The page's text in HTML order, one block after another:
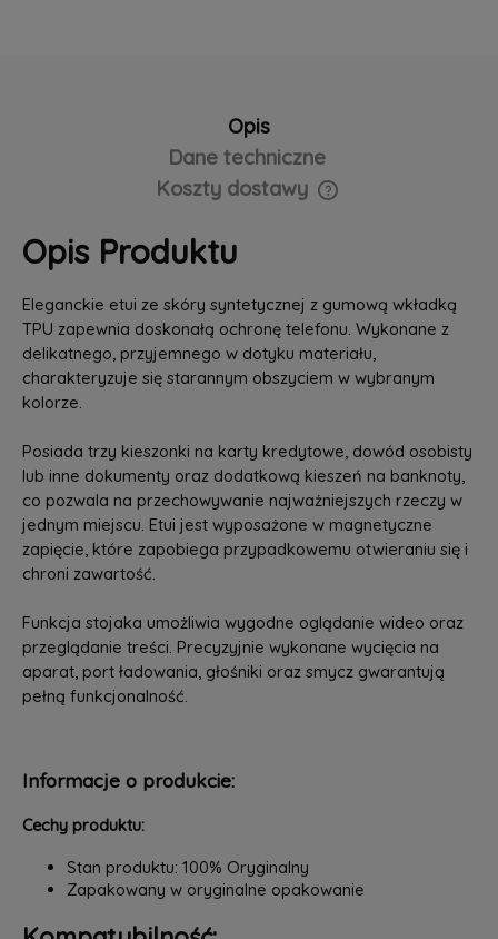
Opis
Dane techniczne
Koszty dostawy
Cena nie zawiera ewentualnych kosztów płatności
Opis Produktu
Eleganckie etui ze skóry syntetycznej z gumową wkładką
TPU zapewnia doskonałą ochronę telefonu. Wykonane z
delikatnego, przyjemnego w dotyku materiału,
charakteryzuje się starannym obszyciem w wybranym
kolorze.
Posiada trzy kieszonki na karty kredytowe, dowód osobisty
lub inne dokumenty oraz dodatkową kieszeń na banknoty,
co pozwala na przechowywanie najważniejszych rzeczy w
jednym miejscu. Etui jest wyposażone w magnetyczne
zapięcie, które zapobiega przypadkowemu otwieraniu się i
chroni zawartość.
Funkcja stojaka umożliwia wygodne oglądanie wideo oraz
przeglądanie treści. Precyzyjnie wykonane wycięcia na
aparat, port ładowania, głośniki oraz smycz gwarantują
pełną funkcjonalność.
Informacje o produkcie:
Cechy produktu:
Stan produktu: 100% Oryginalny
Zapakowany w oryginalne opakowanie